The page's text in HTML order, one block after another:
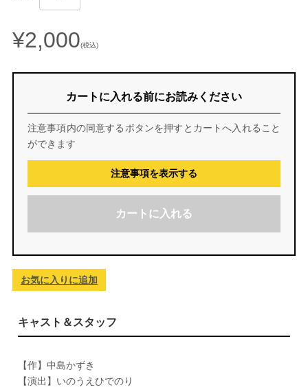
¥2,000(税込)
カートに入れる前にお読みください
注意事項内の同意するボタンを押すとカートへ入れること
ができます
注意事項を表示する
カートに入れる
お気に入りに追加
キャスト＆スタッフ
【作】中島かずき
【演出】いのうえひでのり